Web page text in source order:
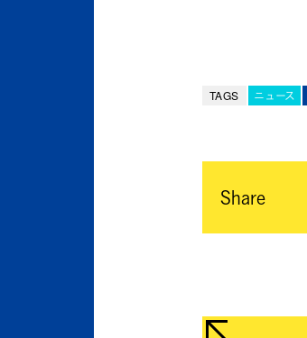
TAGS ニュース
Share